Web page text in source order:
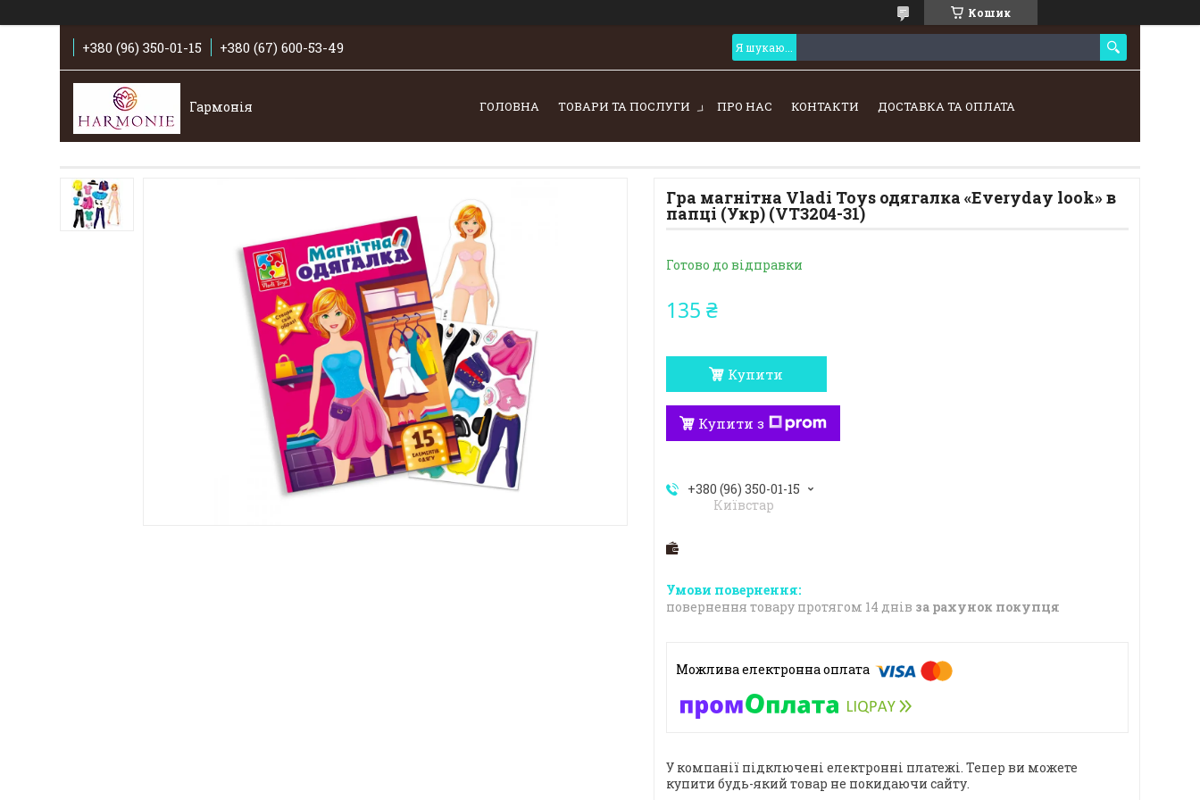
Кошик
+380 (96) 350-01-15 +380 (67) 600-53-49
Гармонія ГОЛОВНА ТОВАРИ ТА ПОСЛУГИ ПРО НАС КОНТАКТИ ДОСТАВКА ТА ОПЛАТА
Гра магнітна Vladi Toys одягалка «Everyday look» в
папці (Укр) (VT3204-31)
Готово до відправки
135 ₴
Купити
Купити з
+380 (96) 350-01-15
Київстар
повернення товару протягом 14 днів за рахунок покупця
У компанії підключені електронні платежі. Тепер ви можете
купити будь-який товар не покидаючи сайту.